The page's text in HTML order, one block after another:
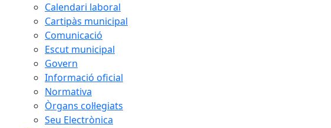
Calendari laboral
Cartipàs municipal
Comunicació
Escut municipal
Govern
Informació oficial
Normativa
Òrgans col·legiats
Seu Electrònica